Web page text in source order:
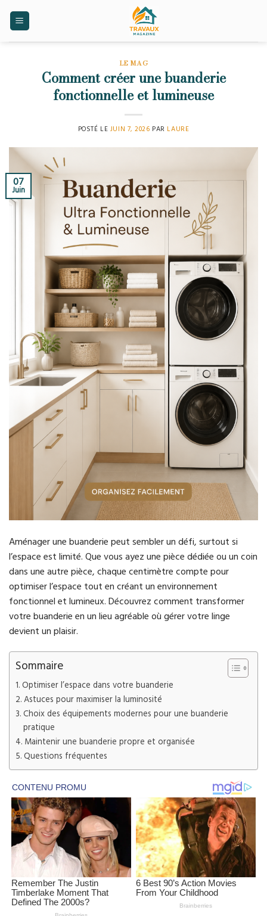
LE MAG
Comment créer une buanderie
fonctionnelle et lumineuse
POSTÉ LE JUIN 7, 2026 PAR LAURE
07
Juin
Aménager une buanderie peut sembler un défi, surtout si
l’espace est limité. Que vous ayez une pièce dédiée ou un coin
dans une autre pièce, chaque centimètre compte pour
optimiser l’espace tout en créant un environnement
fonctionnel et lumineux. Découvrez comment transformer
votre buanderie en un lieu agréable où gérer votre linge
devient un plaisir.
Sommaire
Optimiser l’espace dans votre buanderie
Astuces pour maximiser la luminosité
Choix des équipements modernes pour une buanderie
pratique
Maintenir une buanderie propre et organisée
Questions fréquentes